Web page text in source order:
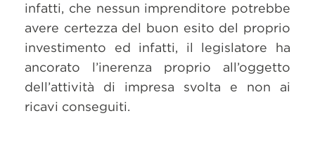
infatti, che nessun imprenditore potrebbe
avere certezza del buon esito del proprio
investimento ed infatti, il legislatore ha
ancorato l’inerenza proprio all’oggetto
dell’attività di impresa svolta e non ai
ricavi conseguiti.